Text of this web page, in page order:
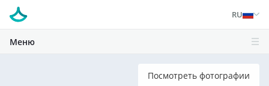
RU
Меню
Посмотреть фотографии